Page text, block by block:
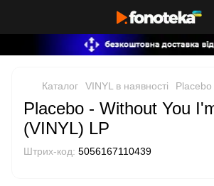
Каталог VINYL в наявності
Placebo - Without You
(VINYL) LP
Штрих-код: 5056167110439